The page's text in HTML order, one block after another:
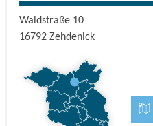
Waldstraße 10
16792 Zehdenick